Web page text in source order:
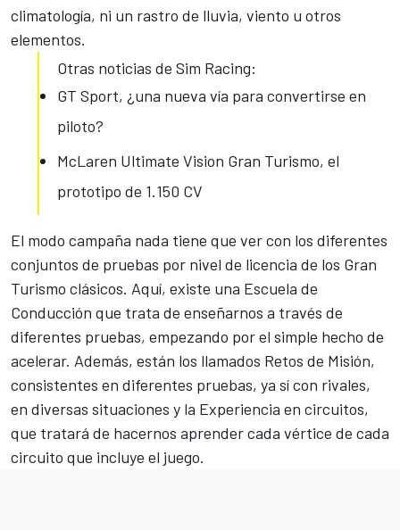
climatología, ni un rastro de lluvia, viento u otros
elementos.
Otras noticias de Sim Racing:
GT Sport, ¿una nueva vía para convertirse en
piloto?
McLaren Ultimate Vision Gran Turismo, el
prototipo de 1.150 CV
El modo campaña nada tiene que ver con los diferentes
conjuntos de pruebas por nivel de licencia de los Gran
Turismo clásicos. Aquí, existe una Escuela de
Conducción que trata de enseñarnos a través de
diferentes pruebas, empezando por el simple hecho de
acelerar. Además, están los llamados Retos de Misión,
consistentes en diferentes pruebas, ya sí con rivales,
en diversas situaciones y la Experiencia en circuitos,
que tratará de hacernos aprender cada vértice de cada
circuito que incluye el juego.